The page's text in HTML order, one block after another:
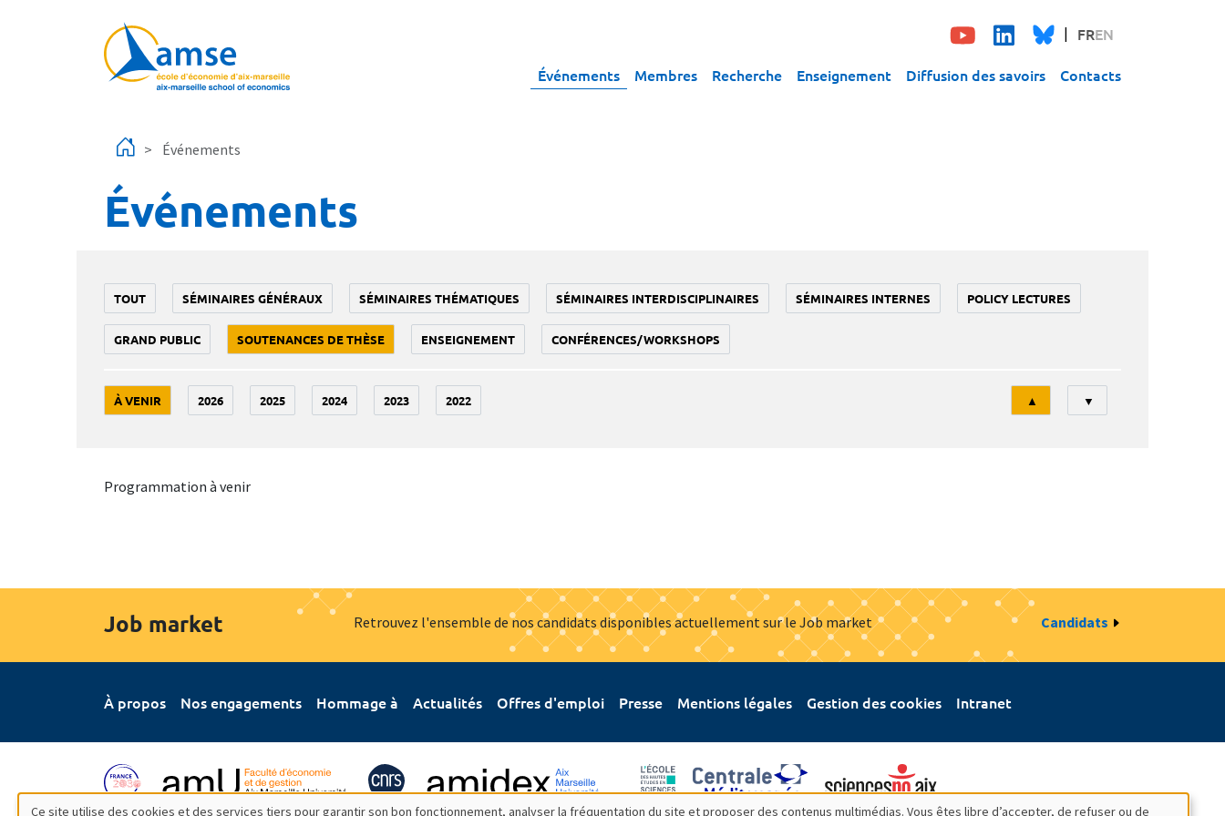
FREN
Événements Membres Recherche Enseignement Diffusion des savoirs Contacts
Événements
Événements
TOUT SÉMINAIRES GÉNÉRAUX SÉMINAIRES THÉMATIQUES SÉMINAIRES INTERDISCIPLINAIRES SÉMINAIRES INTERNES POLICY LECTURES
GRAND PUBLIC SOUTENANCES DE THÈSE ENSEIGNEMENT CONFÉRENCES/WORKSHOPS
À VENIR 2026 2025 2024 2023 2022
Tri
▲ ▼
Programmation à venir
Job market Retrouvez l'ensemble de nos candidats disponibles actuellement sur le Job market Candidats
À propos Nos engagements Hommage à Actualités Offres d'emploi Presse Mentions légales Gestion des cookies Intranet
Ce site utilise des cookies et des services tiers pour garantir son bon fonctionnement, analyser la fréquentation du site et proposer des contenus multimédias. Vous êtes libre d’accepter, de refuser ou de